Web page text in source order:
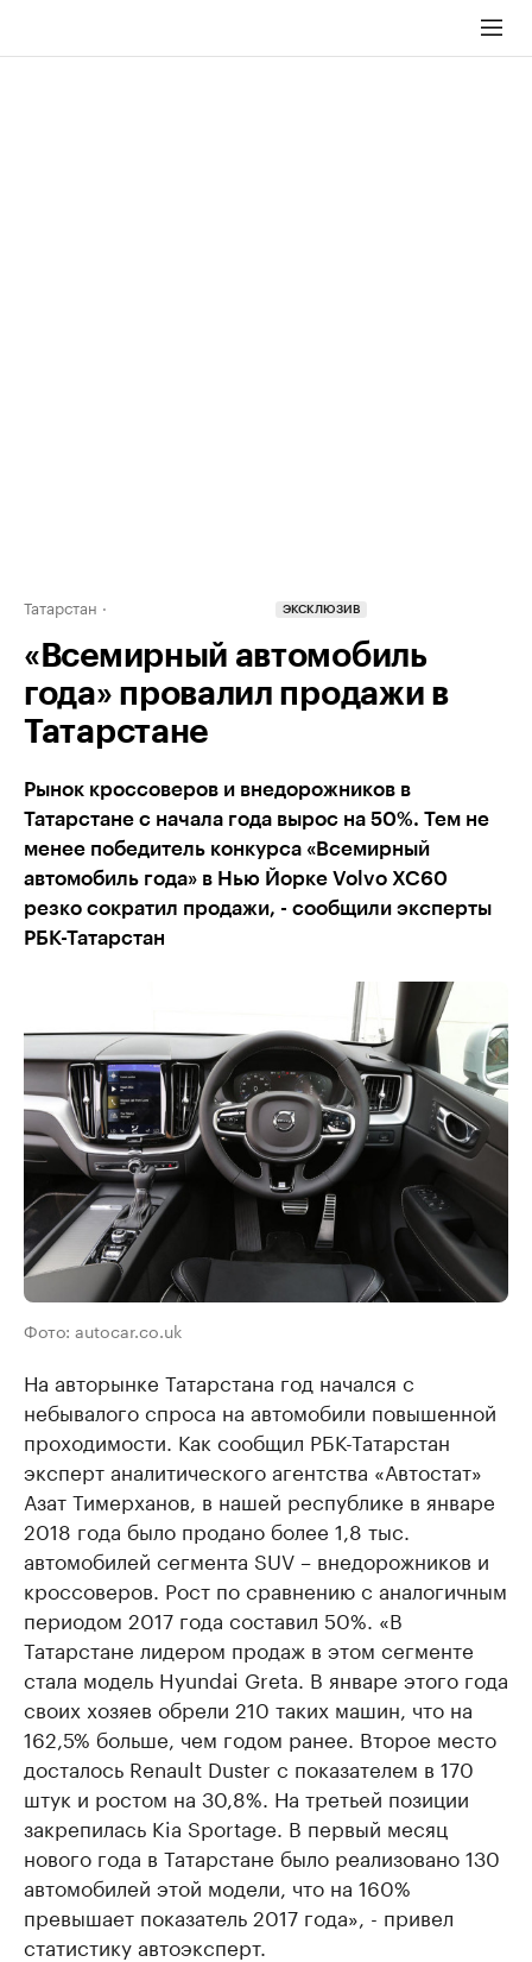
Татарстан ЭКСКЛЮЗИВ
«Всемирный автомобиль
года» провалил продажи в
Татарстане
Рынок кроссоверов и внедорожников в
Татарстане с начала года вырос на 50%. Тем не
менее победитель конкурса «Всемирный
автомобиль года» в Нью Йорке Volvo XC60
резко сократил продажи, - сообщили эксперты
РБК-Татарстан
Фото: autocar.co.uk
На авторынке Татарстана год начался с
небывалого спроса на автомобили повышенной
проходимости. Как сообщил РБК-Татарстан
эксперт аналитического агентства «Автостат»
Азат Тимерханов, в нашей республике в январе
2018 года было продано более 1,8 тыс.
автомобилей сегмента SUV – внедорожников и
кроссоверов. Рост по сравнению с аналогичным
периодом 2017 года составил 50%. «В
Татарстане лидером продаж в этом сегменте
стала модель Hyundai Greta. В январе этого года
своих хозяев обрели 210 таких машин, что на
162,5% больше, чем годом ранее. Второе место
досталось Renault Duster с показателем в 170
штук и ростом на 30,8%. На третьей позиции
закрепилась Kia Sportage. В первый месяц
нового года в Татарстане было реализовано 130
автомобилей этой модели, что на 160%
превышает показатель 2017 года», - привел
статистику автоэксперт.